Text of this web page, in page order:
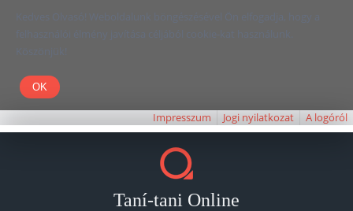
Kedves Olvasó! Weboldalunk böngészésével Ön elfogadja, hogy a
felhasználói élmény javítása céljából cookie-kat használunk.
Köszönjük!
Impresszum Jogi nyilatkozat A logóról
Taní-tani Online